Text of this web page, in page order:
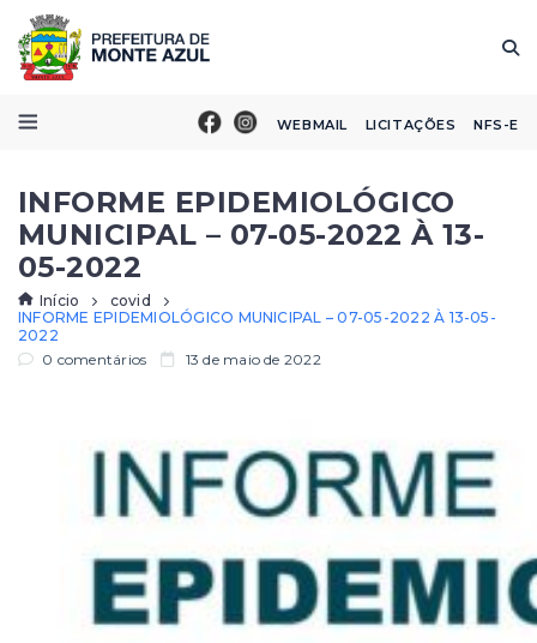
WEBMAIL LICITAÇÕES NFS-E
INFORME EPIDEMIOLÓGICO
MUNICIPAL – 07-05-2022 À 13-
05-2022
Início
covid
INFORME EPIDEMIOLÓGICO MUNICIPAL – 07-05-2022 À 13-05-
2022
0 comentários
13 de maio de 2022